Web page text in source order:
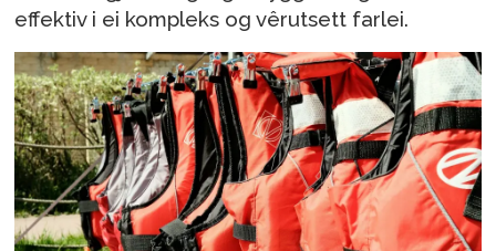
effektiv i ei kompleks og vêrutsett farlei.